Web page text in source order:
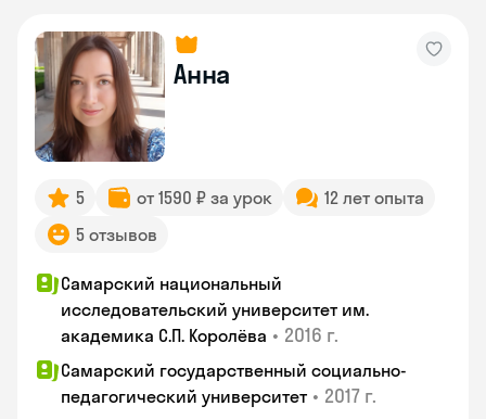
Анна
5 от 1590 ₽ за урок
12 лет опыта
5 отзывов
Самарский национальный
исследовательский университет им.
академика С.П. Королёва • 2016 г.
Самарский государственный социально-
педагогический университет • 2017 г.